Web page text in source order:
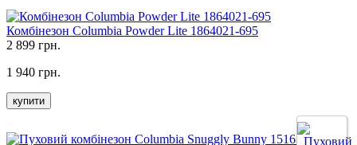
Комбінезон Columbia Powder Lite 1864021-695
2 899 грн.
1 940 грн.
купити